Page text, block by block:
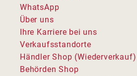
WhatsApp
Über uns
Ihre Karriere bei uns
Verkaufsstandorte
Händler Shop (Wiederverkauf)
Behörden Shop